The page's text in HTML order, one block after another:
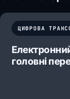
ЦИФРОВА
головні